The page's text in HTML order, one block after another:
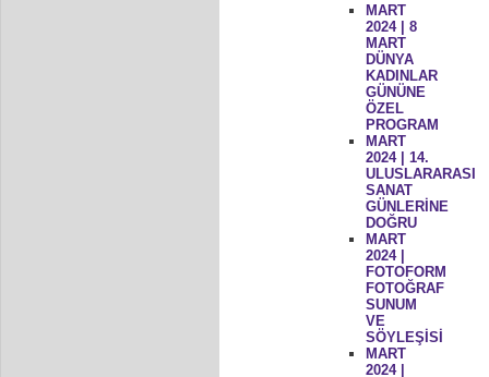
MART
2024 | 8
MART
DÜNYA
KADINLAR
GÜNÜNE
ÖZEL
PROGRAM
MART
2024 | 14.
ULUSLARARASI
SANAT
GÜNLERİNE
DOĞRU
MART
2024 |
FOTOFORM
FOTOĞRAF
SUNUM
VE
SÖYLEŞİSİ
MART
2024 |